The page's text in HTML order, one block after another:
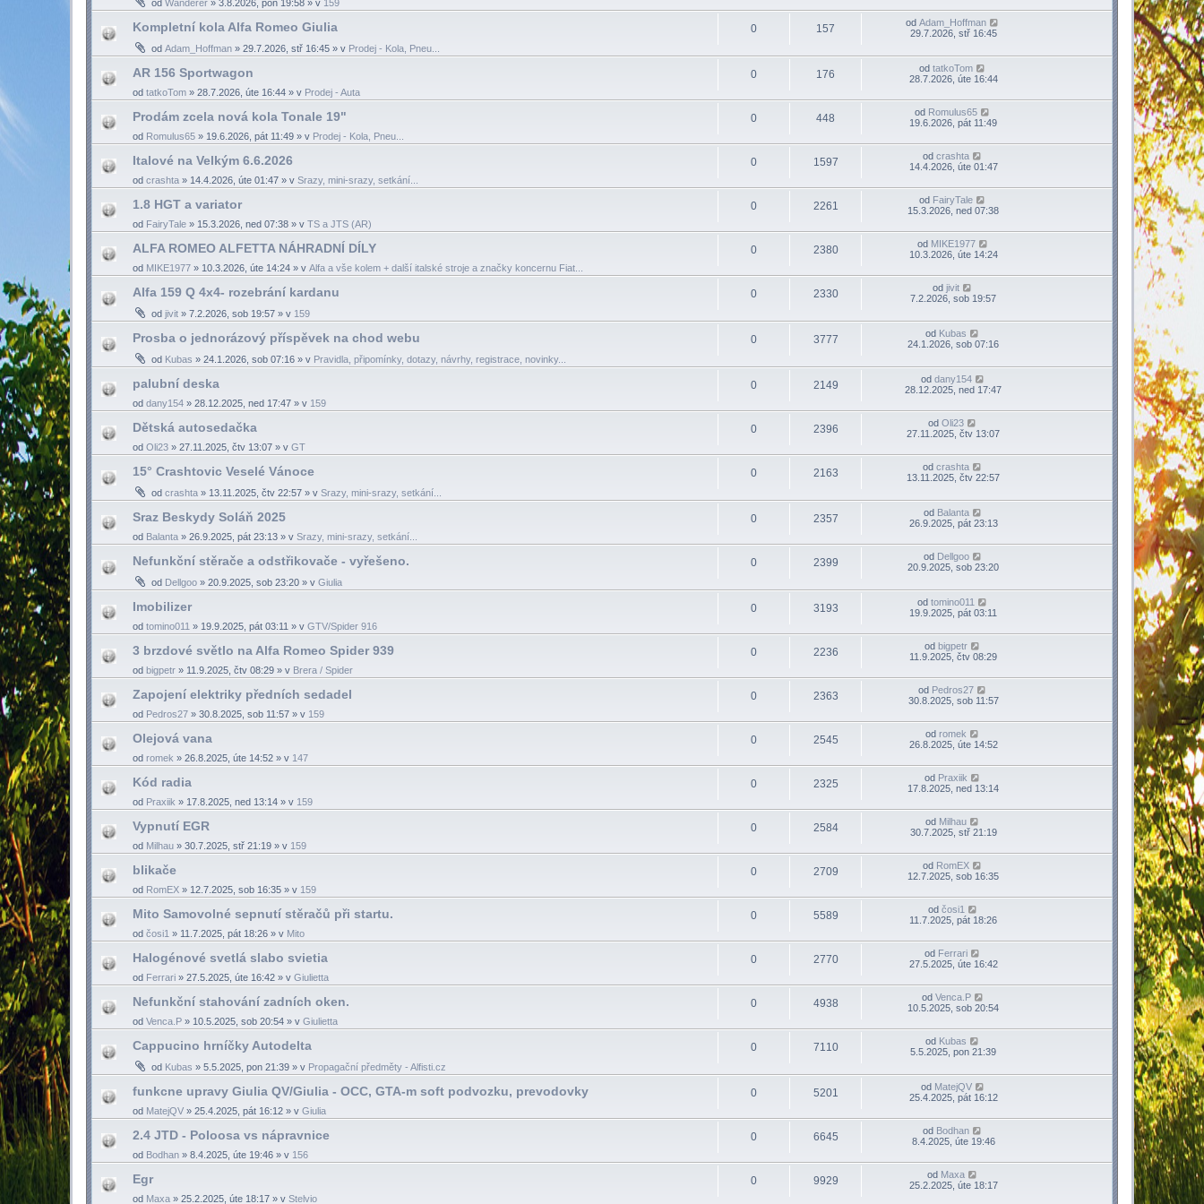
od Wanderer » 3.8.2026, pon 19:58 » v 159
Kompletní kola Alfa Romeo Giulia
od Adam_Hoffman » 29.7.2026, stř 16:45 » v Prodej - Kola, Pneu...
0 157 odAdam_Hoffman
29.7.2026, stř 16:45
AR 156 Sportwagon
od tatkoTom » 28.7.2026, úte 16:44 » v Prodej - Auta
0 176 odtatkoTom
28.7.2026, úte 16:44
Prodám zcela nová kola Tonale 19"
od Romulus65 » 19.6.2026, pát 11:49 » v Prodej - Kola, Pneu...
0 448 od Romulus65
19.6.2026, pát 11:49
Italové na Velkým 6.6.2026
od crashta » 14.4.2026, úte 01:47 » v Srazy, mini-srazy, setkání...
0 1597 odcrashta
14.4.2026, úte 01:47
1.8 HGT a variator
od FairyTale » 15.3.2026, ned 07:38 » v TS a JTS (AR)
0 2261 od FairyTale
15.3.2026, ned 07:38
ALFA ROMEO ALFETTA NÁHRADNÍ DÍLY
od MIKE1977 » 10.3.2026, úte 14:24 » v Alfa a vše kolem + další italské stroje a značky koncernu Fiat...
0 2380 od MIKE1977
10.3.2026, úte 14:24
Alfa 159 Q 4x4- rozebrání kardanu
od jivit » 7.2.2026, sob 19:57 » v 159
0 2330 odjivit
7.2.2026, sob 19:57
Prosba o jednorázový příspěvek na chod webu
od Kubas » 24.1.2026, sob 07:16 » v Pravidla, připomínky, dotazy, návrhy, registrace, novinky...
0 3777 od Kubas
24.1.2026, sob 07:16
palubní deska
od dany154 » 28.12.2025, ned 17:47 » v 159
0 2149 od dany154
28.12.2025, ned 17:47
Dětská autosedačka
od Oli23 » 27.11.2025, čtv 13:07 » v GT
0 2396 odOli23
27.11.2025, čtv 13:07
15° Crashtovic Veselé Vánoce
od crashta » 13.11.2025, čtv 22:57 » v Srazy, mini-srazy, setkání...
0 2163 odcrashta
13.11.2025, čtv 22:57
Sraz Beskydy Soláň 2025
od Balanta » 26.9.2025, pát 23:13 » v Srazy, mini-srazy, setkání...
0 2357 od Balanta
26.9.2025, pát 23:13
Nefunkční stěrače a odstřikovače - vyřešeno.
od Dellgoo » 20.9.2025, sob 23:20 » v Giulia
0 2399 od Dellgoo
20.9.2025, sob 23:20
Imobilizer
od tomino011 » 19.9.2025, pát 03:11 » v GTV/Spider 916
0 3193 odtomino011
19.9.2025, pát 03:11
3 brzdové světlo na Alfa Romeo Spider 939
od bigpetr » 11.9.2025, čtv 08:29 » v Brera / Spider
0 2236 odbigpetr
11.9.2025, čtv 08:29
Zapojení elektriky předních sedadel
od Pedros27 » 30.8.2025, sob 11:57 » v 159
0 2363 od Pedros27
30.8.2025, sob 11:57
Olejová vana
od romek » 26.8.2025, úte 14:52 » v 147
0 2545 odromek
26.8.2025, úte 14:52
Kód radia
od Praxiik » 17.8.2025, ned 13:14 » v 159
0 2325 od Praxiik
17.8.2025, ned 13:14
Vypnutí EGR
od Milhau » 30.7.2025, stř 21:19 » v 159
0 2584 od Milhau
30.7.2025, stř 21:19
blikače
od RomEX » 12.7.2025, sob 16:35 » v 159
0 2709 od RomEX
12.7.2025, sob 16:35
Mito Samovolné sepnutí stěračů při startu.
od čosi1 » 11.7.2025, pát 18:26 » v Mito
0 5589 od čosi1
11.7.2025, pát 18:26
Halogénové svetlá slabo svietia
od Ferrari » 27.5.2025, úte 16:42 » v Giulietta
0 2770 od Ferrari
27.5.2025, úte 16:42
Nefunkční stahování zadních oken.
od Venca.P » 10.5.2025, sob 20:54 » v Giulietta
0 4938 od Venca.P
10.5.2025, sob 20:54
Cappucino hrníčky Autodelta
od Kubas » 5.5.2025, pon 21:39 » v Propagační předměty - Alfisti.cz
0 7110 od Kubas
5.5.2025, pon 21:39
funkcne upravy Giulia QV/Giulia - OCC, GTA-m soft podvozku, prevodovky
od MatejQV » 25.4.2025, pát 16:12 » v Giulia
0 5201 od MatejQV
25.4.2025, pát 16:12
2.4 JTD - Poloosa vs nápravnice
od Bodhan » 8.4.2025, úte 19:46 » v 156
0 6645 od Bodhan
8.4.2025, úte 19:46
Egr
od Maxa » 25.2.2025, úte 18:17 » v Stelvio
0 9929 od Maxa
25.2.2025, úte 18:17